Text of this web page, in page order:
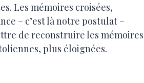
Les mémoires croisées,
– c’est là notre postulat –
de reconstruire les mémoires
plus éloignées.